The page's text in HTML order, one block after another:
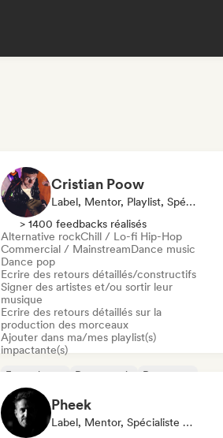
Cristian Poow
Label, Mentor, Playlist, Spécialiste Son
> 1400 feedbacks réalisés
Alternative rockChill / Lo-fi Hip-Hop
Commercial / MainstreamDance music
Dance pop
Ecrire des retours détaillés/constructifs
Signer des artistes et/ou sortir leur
musique
Ecrire des retours détaillés sur la
production des morceaux
Ajouter dans ma/mes playlist(s)
impactante(s)
Future house Dance music
Dance pop
Deep house
House music
Pop international
Pheek
Label, Mentor, Spécialiste Son